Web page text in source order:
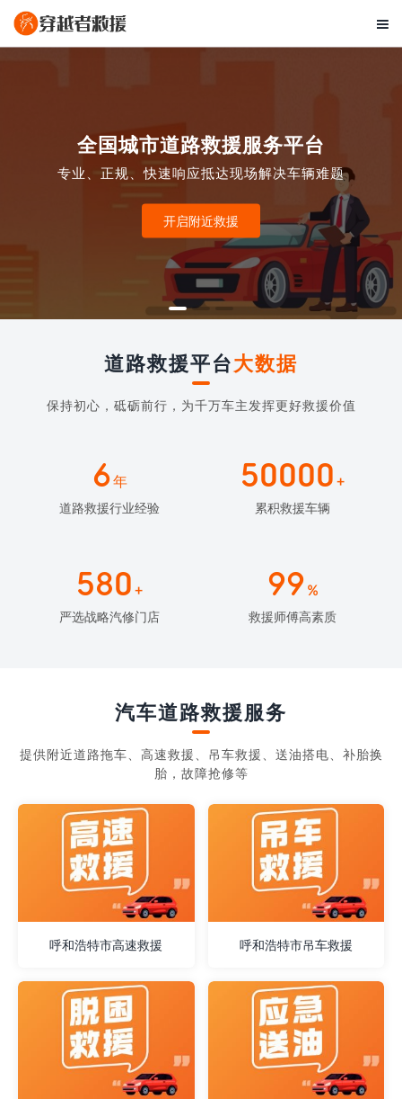

全国城市道路救援服务平台
专业、正规、快速响应抵达现场解决车辆难题
开启附近救援
道路救援平台大数据
保持初心，砥砺前行，为千万车主发挥更好救援价值
6年
道路救援行业经验
50000 +
累积救援车辆
580 +
严选战略汽修门店
99 %
救援师傅高素质
汽车道路救援服务
提供附近道路拖车、高速救援、吊车救援、送油搭电、补胎换
胎，故障抢修等
呼和浩特市高速救援 呼和浩特市吊车救援